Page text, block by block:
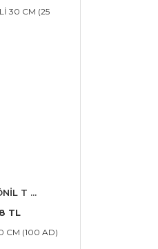
T ...
TL